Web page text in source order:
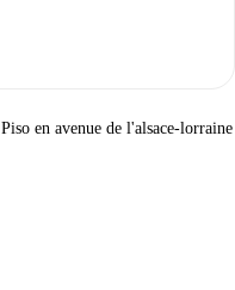
Piso en avenue de l'alsace-lorraine